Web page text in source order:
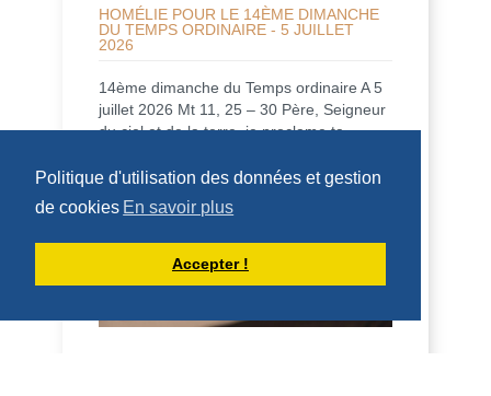
Politique d'utilisation des données et gestion
de cookies En savoir plus
Accepter !
HOMÉLIE POUR LE 14ÈME DIMANCHE
DU TEMPS ORDINAIRE - 5 JUILLET
2026
14ème dimanche du Temps ordinaire A 5
juillet 2026 Mt 11, 25 – 30 Père, Seigneur
du ciel et de la terre, je proclame ta
DÉCOUVRIR